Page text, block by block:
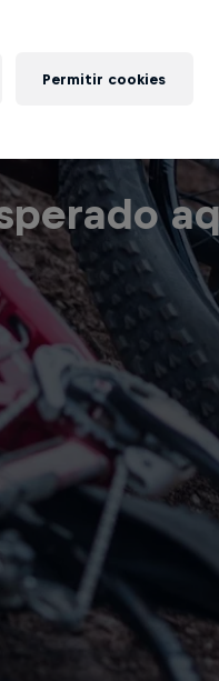
Permitir cookies